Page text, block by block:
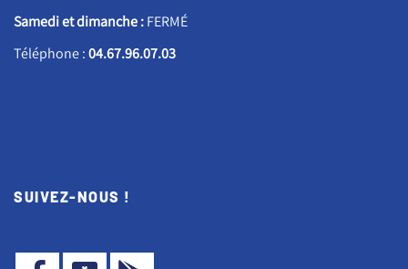
Samedi et dimanche :FERMÉ
Téléphone :04.67.96.07.03
SUIVEZ-NOUS !